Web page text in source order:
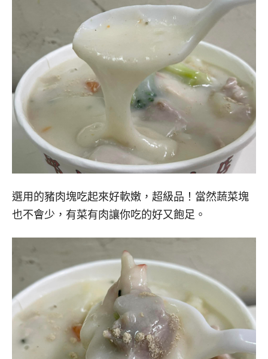
選用的豬肉塊吃起來好軟嫩，超級品！當然蔬菜塊
也不會少，有菜有肉讓你吃的好又飽足。